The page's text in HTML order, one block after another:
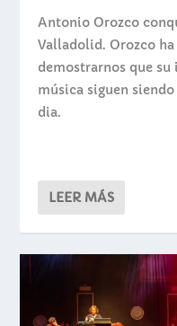
Antonio Orozco
Valladolid. Orozco
demostrarnos que su
música siguen
dia.
LEER MÁS